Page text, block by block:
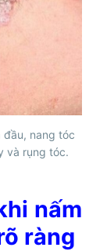
đầu, nang tóc
và rụng tóc.
nấm
ràng